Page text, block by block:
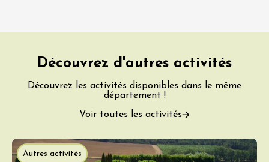
Découvrez d'autres activités
Découvrez les activités disponibles dans le même
département !
Voir toutes les activités
Autres activités